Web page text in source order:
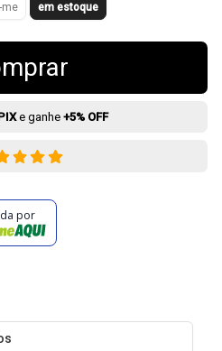
me em estoque
e ganhe +5% OFF
por